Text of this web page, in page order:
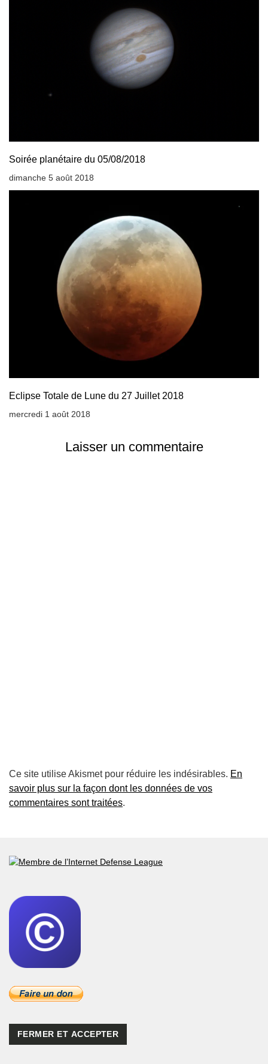
Soirée planétaire du 05/08/2018
dimanche 5 août 2018
Eclipse Totale de Lune du 27 Juillet 2018
mercredi 1 août 2018
Laisser un commentaire
Ce site utilise Akismet pour réduire les indésirables. En
savoir plus sur la façon dont les données de vos
commentaires sont traitées.